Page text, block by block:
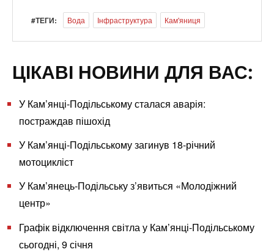
#ТЕГИ: Вода Інфраструктура Кам'яниця
ЦІКАВІ НОВИНИ ДЛЯ ВАС:
У Кам’янці-Подільському сталася аварія:
постраждав пішохід
У Кам’янці-Подільському загинув 18-річний
мотоцикліст
У Кам’янець-Подільську з’явиться «Молодіжний
центр»
Графік відключення світла у Кам’янці-Подільському
сьогодні, 9 січня